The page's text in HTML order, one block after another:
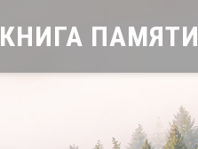
КНИГА ПАМЯТИ